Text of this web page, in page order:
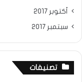
أكتوبر 2017
سبتمبر 2017
تصنيفات